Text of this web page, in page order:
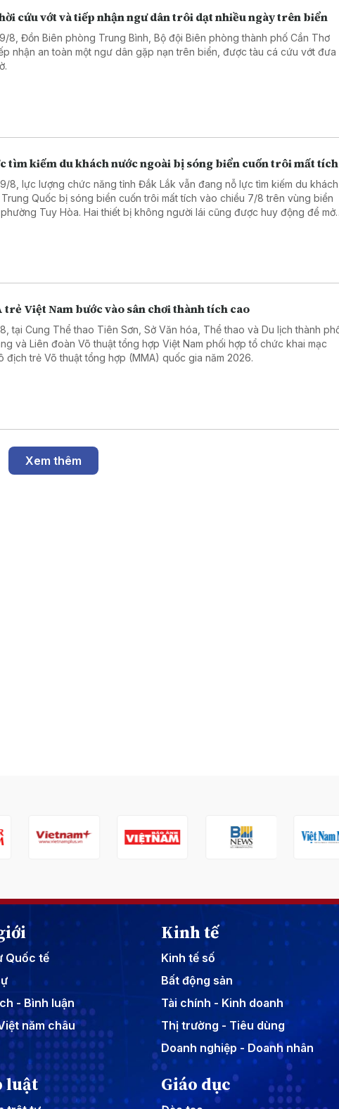
cứu vớt và tiếp nhận ngư dân trôi dạt nhiều ngày trên biển
8, Đồn Biên phòng Trung Bình, Bộ đội Biên phòng thành phố Cần Thơ
nhận an toàn một ngư dân gặp nạn trên biển, được tàu cá cứu vớt đưa
tìm kiếm du khách nước ngoài bị sóng biển cuốn trôi mất tích
8, lực lượng chức năng tỉnh Đắk Lắk vẫn đang nỗ lực tìm kiếm du khách
Quốc bị sóng biển cuốn trôi mất tích vào chiều 7/8 trên vùng biển
Tuy Hòa. Hai thiết bị không người lái cũng được huy động để mở
trẻ Việt Nam bước vào sân chơi thành tích cao
tại Cung Thể thao Tiên Sơn, Sở Văn hóa, Thể thao và Du lịch thành
và Liên đoàn Võ thuật tổng hợp Việt Nam phối hợp tổ chức khai mạc
địch trẻ Võ thuật tổng hợp (MMA) quốc gia năm 2026.
Xem thêm
Quốc tế
- Bình luận
năm châu
Kinh tế
Kinh tế số
Bất động sản
Tài chính - Kinh doanh
Thị trường - Tiêu dùng
Doanh nghiệp - Doanh nhân
luật Giáo dục